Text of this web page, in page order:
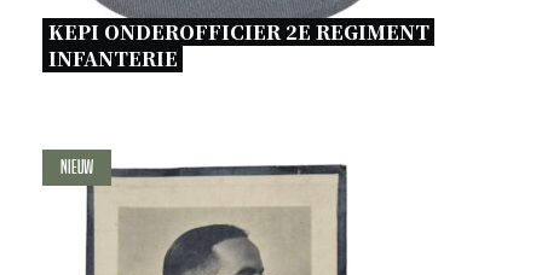
KEPI ONDEROFFICIER 2E REGIMENT
INFANTERIE
Nieuw